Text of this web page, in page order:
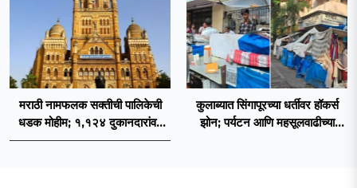
मराठी नामफलक सक्तीची पालिकेची
धडक मोहीम; १,१२४ दुकानदारांवर
कारवाई
कुलाब्यात सिंगापूरच्या धर्तीवर हॉकर्स
झोन; पर्यटन आणि महसूलवाढीच्या